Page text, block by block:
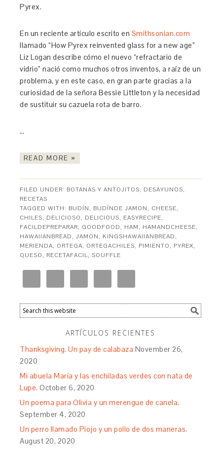
Pyrex.
En un reciente artículo escrito en Smithsonian.com
llamado “How Pyrex reinvented glass for a new age”
Liz Logan describe cómo el nuevo “refractario de
vidrio” nació como muchos otros inventos, a raíz de un
problema, y en este caso, en gran parte gracias a la
curiosidad de la señora Bessie Littleton y la necesidad
de sustituir su cazuela rota de barro.
…
READ MORE »
FILED UNDER: BOTANAS Y ANTOJITOS, DESAYUNOS,
RECETAS
TAGGED WITH: BUDÍN, BUDÍNDE JAMON, CHEESE,
CHILES, DELICIOSO, DELICIOUS, EASYRECIPE,
FACILDEPREPARAR, GOODFOOD, HAM, HAMANDCHEESE,
HAWAIIANBREAD,JAMON, KINGSHAWAIIANBREAD,
MERIENDA, ORTEGA, ORTEGACHILES, PIMIENTO, PYREX,
QUESO, RECETAFACIL,SOUFFLE
ARTÍCULOS RECIENTES
Thanksgiving. Un pay de calabaza November 26,
2020
Mi abuela María y las enchiladas verdes con nata de
Lupe. October 6, 2020
Un poema para Olivia y un merengue de canela.
September 4, 2020
Un perro llamado Piojo y un pollo de dos maneras.
August 20, 2020